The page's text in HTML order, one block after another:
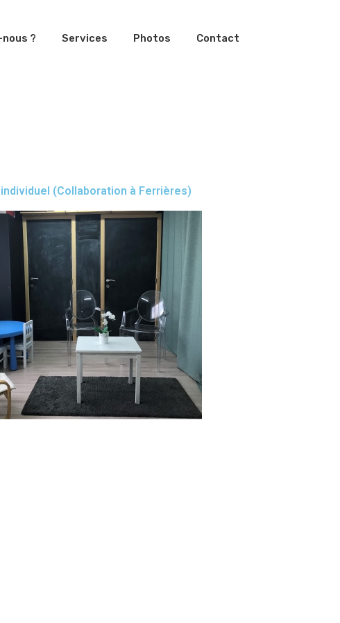
? Services Photos Contact
(Collaboration à Ferrières)